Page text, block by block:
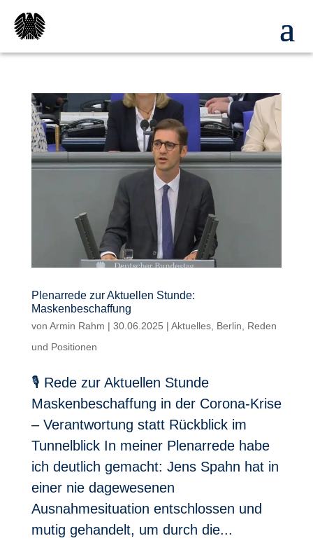
Plenarrede zur Aktuellen Stunde:
Maskenbeschaffung
von Armin Rahm | 30.06.2025 | Aktuelles, Berlin
Reden
und Positionen
🎙 Rede zur Aktuellen Stunde
Maskenbeschaffung in der Corona-Krise
– Verantwortung statt Rückblick im
Tunnelblick In meiner Plenarrede habe
ich deutlich gemacht: Jens Spahn hat in
einer nie dagewesenen
Ausnahmesituation entschlossen und
mutig gehandelt, um durch die...